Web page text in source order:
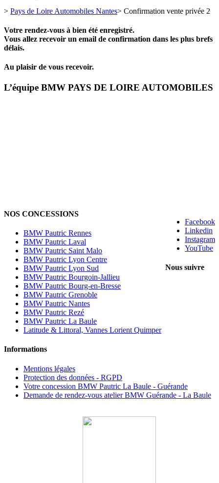
> Pays de Loire Automobiles Nantes> Confirmation vente privée 2
Votre rendez-vous à bien été enregistré.
Vous allez recevoir un email de confirmation dans les plus brefs
délais.
Au plaisir de vous recevoir.
L’équipe BMW PAYS DE LOIRE AUTOMOBILES
Facebook
Linkedin
Instagram
YouTube
Nous suivre
NOS CONCESSIONS
BMW Pautric Rennes
BMW Pautric Laval
BMW Pautric Saint Malo
BMW Pautric Lyon Centre
BMW Pautric Lyon Sud
BMW Pautric Bourgoin-Jallieu
BMW Pautric Bourg-en-Bresse
BMW Pautric Grenoble
BMW Pautric Nantes
BMW Pautric Rezé
BMW Pautric La Baule
Latitude & Littoral, Vannes Lorient Quimper
Informations
Mentions légales
Protection des données - RGPD
Votre concession BMW Pautric La Baule - Guérande
Demande de rendez-vous atelier BMW Guérande - La Baule